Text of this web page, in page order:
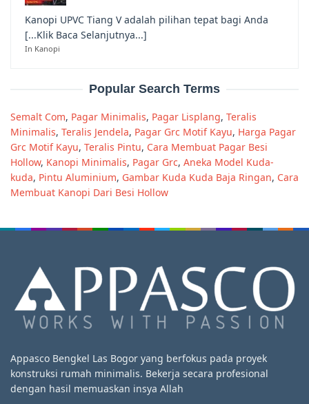
Kanopi UPVC Tiang V adalah pilihan tepat bagi Anda
[...Klik Baca Selanjutnya...]
In Kanopi
Popular Search Terms
Semalt Com, Pagar Minimalis, Pagar Lisplang, Teralis
Minimalis, Teralis Jendela, Pagar Grc Motif Kayu, Harga Pagar
Grc Motif Kayu, Teralis Pintu, Cara Membuat Pagar Besi
Hollow, Kanopi Minimalis, Pagar Grc, Aneka Model Kuda-
kuda, Pintu Aluminium, Gambar Kuda Kuda Baja Ringan, Cara
Membuat Kanopi Dari Besi Hollow
Appasco Bengkel Las Bogor yang berfokus pada proyek
konstruksi rumah minimalis. Bekerja secara profesional
dengan hasil memuaskan insya Allah